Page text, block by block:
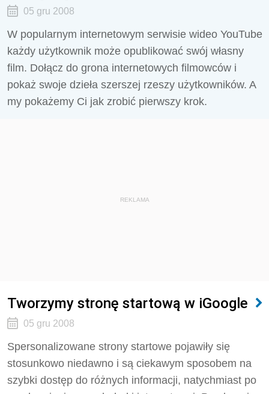
05 gru 2008
W popularnym internetowym serwisie wideo YouTube
każdy użytkownik może opublikować swój własny
film. Dołącz do grona internetowych filmowców i
pokaż swoje dzieła szerszej rzeszy użytkowników. A
my pokażemy Ci jak zrobić pierwszy krok.
REKLAMA
Tworzymy stronę startową w iGoogle
05 gru 2008
Spersonalizowane strony startowe pojawiły się
stosunkowo niedawno i są ciekawym sposobem na
szybki dostęp do różnych informacji, natychmiast po